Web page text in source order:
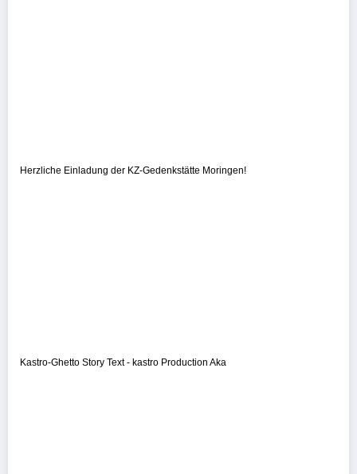
Herzliche Einladung der KZ-Gedenkstätte Moringen!
Kastro-Ghetto Story Text - kastro Production Aka